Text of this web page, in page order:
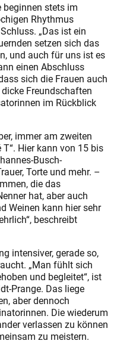
beginnen stets im
Rhythmus
„Das ist ein
setzen sich das
und auch für uns ist es
einen Abschluss
sich die Frauen auch
Freundschaften
im Rückblick
immer am zweiten
Hier kann von 15 bis
Busch-
Torte und mehr. –
die das
hat, aber auch
Weinen kann hier sehr
beschreibt
intensiver, gerade so,
„Man fühlt sich
und begleitet“, ist
Prange. Das liege
aber dennoch
Die wiederum
verlassen zu können
zu meistern.